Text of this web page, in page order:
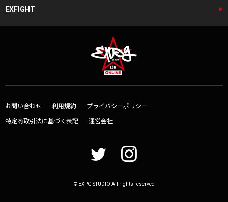
EXFIGHT
お問い合わせ 利用規約 プライバシーポリシー
特定商取引法に基づく表記 運営会社
© EXPG STUDIO All rights reserved